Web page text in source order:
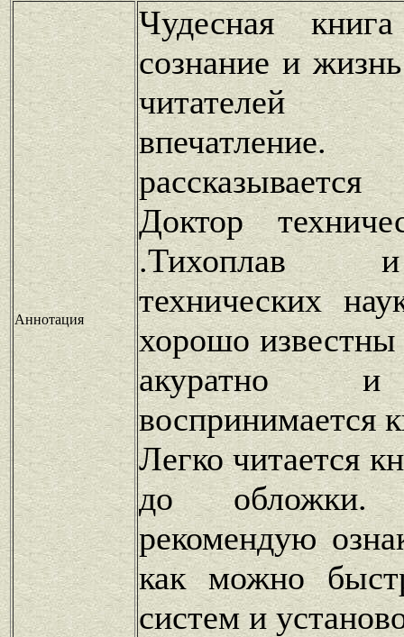
Аннотация
Чудесная
сознание и
читателей
Доктор
.Тихоплав
технических
хорошо
акуратно и
воспринимается
Легко читается
до обложки.
рекомендую
как можно
систем и